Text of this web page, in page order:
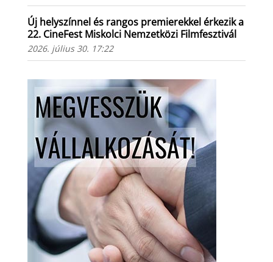
Új helyszínnel és rangos premierekkel érkezik a
22. CineFest Miskolci Nemzetközi Filmfesztivál
2026. július 30. 17:22